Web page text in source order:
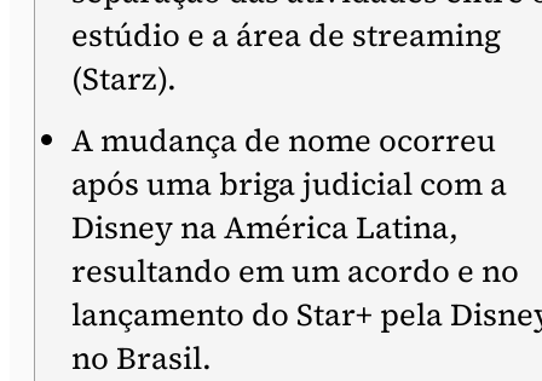
estúdio e a área de streaming
(Starz).
A mudança de nome ocorreu
após uma briga judicial com a
Disney na América Latina,
resultando em um acordo e no
lançamento do Star+ pela
no Brasil.